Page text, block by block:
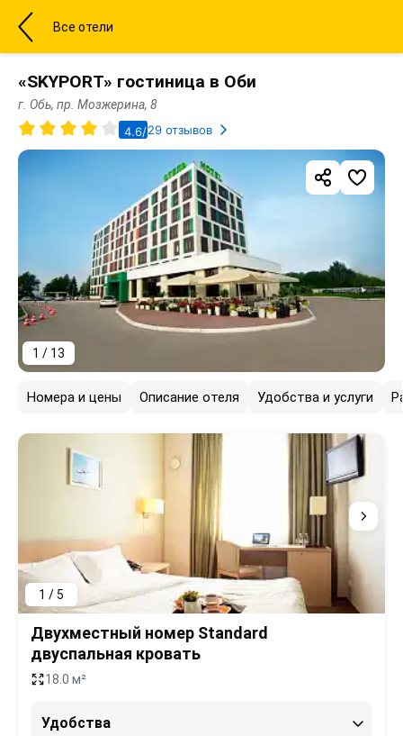
Все отели
«SKYPORT» гостиница в Оби
г. Обь, пр. Мозжерина, 8
4.6/529 отзывов
1 / 13
Номера и цены Описание отеля Удобства и услуги
1 / 5
Двухместный номер Standard
двуспальная кровать
18.0 м²
Удобства